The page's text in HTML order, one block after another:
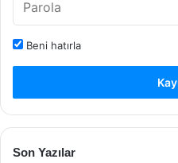
Beni hatırla
Son Yazılar